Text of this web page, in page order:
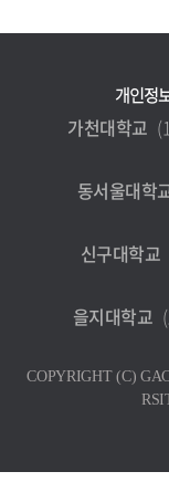
개인정
가천대학교
동서울대학
신구대학교
을지대학교
COPYRIGHT (C)